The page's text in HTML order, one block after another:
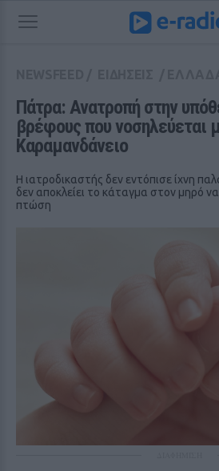
Πάτρα: Ανατροπή στην
βρέφους που νοσηλεύεται
Καραμανδάνειο
Η ιατροδικαστής δεν εντόπισε ίχνη
δεν αποκλείει το κάταγμα στον μηρό
πτώση